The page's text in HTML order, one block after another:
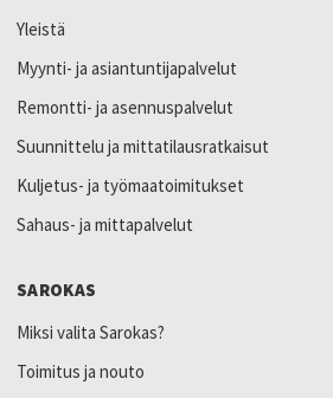
Yleistä
Myynti- ja asiantuntijapalvelut
Remontti- ja asennuspalvelut
Suunnittelu ja mittatilausratkaisut
Kuljetus- ja työmaatoimitukset
Sahaus- ja mittapalvelut
SAROKAS
Miksi valita Sarokas?
Toimitus ja nouto